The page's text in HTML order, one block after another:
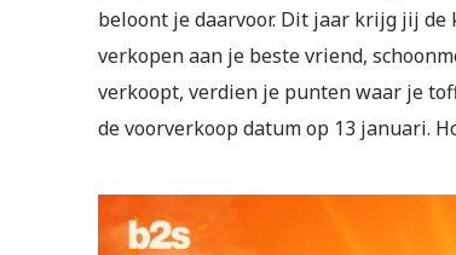
beloont je daarvoor. Dit jaar krijg jij
verkopen aan je beste vriend,
verkoopt, verdien je punten waar je
de voorverkoop datum op 13 januari.